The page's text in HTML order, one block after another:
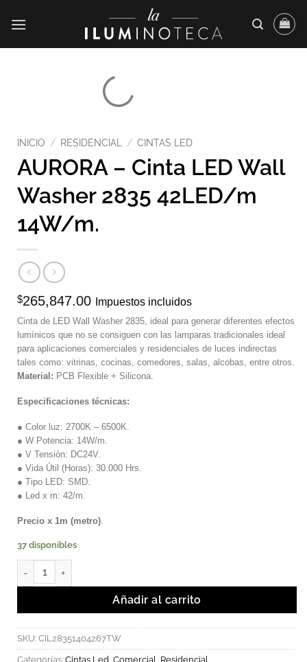
INICIO / RESIDENCIAL / CINTAS LED
AURORA – Cinta LED Wall
Washer 2835 42LED/m
14W/m.
$265,847.00 Impuestos incluidos
Cinta de LED Wall Washer 2835, ideal para generar diferentes efectos
lumínicos que no se consiguen con las lamparas tradicionales ideal
para aplicaciones comerciales y residenciales de luces indirectas
tales como: vitrinas, cocinas, comedores, salas, alcobas, entre otros.
Material: PCB Flexible + Silicona.
Especificaciones técnicas:
● Color luz: 2700K – 6500K.
● W Potencia: 14W/m.
● V Tensión: DC24V.
● Vida Útil (Horas): 30.000 Hrs.
● Tipo LED: SMD.
● Led x m: 42/m.
Precio x 1m (metro).
37 disponibles
AURORA - Cinta LED Wall Washer 2835 42LED/m 14W/m.
Añadir al carrito
SKU: CIL28351404267TW
Categorías: Cintas Led Comercial Residencial